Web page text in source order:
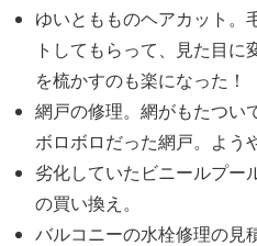
ゆいともものヘアカット。
トしてもらって、見た目
を梳かすのも楽になった！
網戸の修理。網がもたつい
ボロボロだった網戸。よう
劣化していたビニールプー
の買い換え。
バルコニーの水栓修理の見